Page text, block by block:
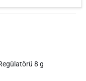
8 g